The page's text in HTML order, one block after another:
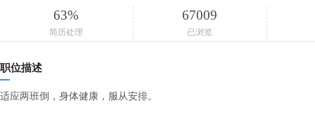
63%
简历处理
67009
已浏览
职位描述
适应两班倒，身体健康，服从安排。